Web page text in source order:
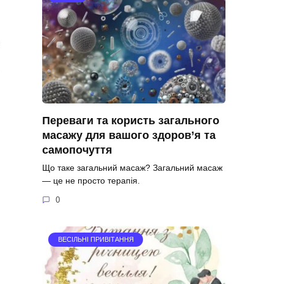
Переваги та користь загального
масажу для вашого здоров’я та
самопочуття
Що таке загальний масаж? Загальний масаж
— це не просто терапія.
0
ВЕСІЛЬНІ ПРИВІТАННЯ